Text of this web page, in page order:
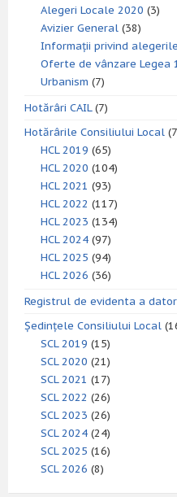
Alegeri Locale 2020 (3)
Avizier General (38)
Informații privind
Oferte de vânzare Legea
Urbanism (7)
Hotărâri CAIL(7)
Hotărârile Consiliului Local
HCL 2019 (65)
HCL 2020 (104)
HCL 2021 (93)
HCL 2022 (117)
HCL 2023 (134)
HCL 2024 (97)
HCL 2025 (94)
HCL 2026 (36)
Registrul de evidenta a
Ședințele Consiliului Local
SCL 2019 (15)
SCL 2020 (21)
SCL 2021 (17)
SCL 2022 (26)
SCL 2023 (26)
SCL 2024 (24)
SCL 2025 (16)
SCL 2026 (8)